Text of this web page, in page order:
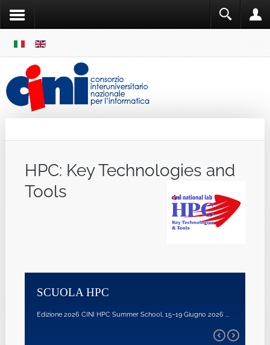
MENU
HPC: Key Technologies and
Tools
SCUOLA HPC
Edizione 2026 CINI HPC Summer School, 15–19 Giugno 2026 ...